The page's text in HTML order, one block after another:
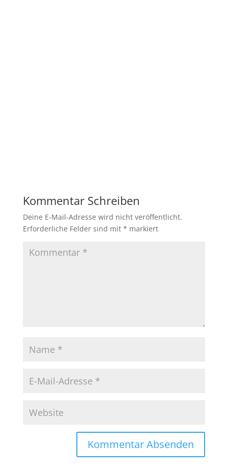
Kommentar Schreiben
Deine E-Mail-Adresse wird nicht veröffentlicht.
Erforderliche Felder sind mit * markiert